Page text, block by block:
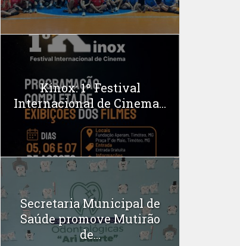
Kinox: 1º Festival
Internacional de Cinema...
Secretaria Municipal de
Saúde promove Mutirão
de...